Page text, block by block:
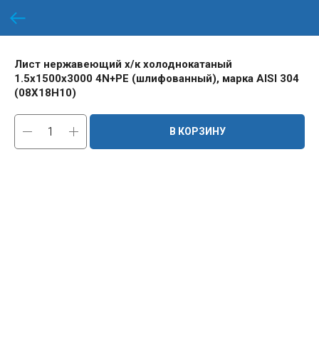
Лист нержавеющий х/к холоднокатаный
1.5х1500х3000 4N+PE (шлифованный), марка AISI 304
(08Х18Н10)
В КОРЗИНУ